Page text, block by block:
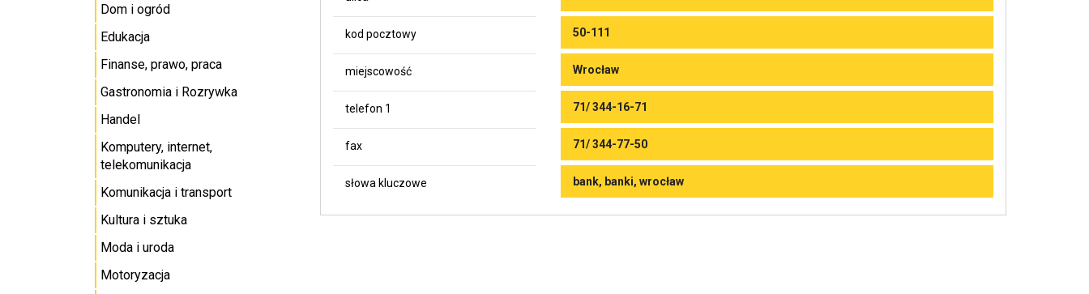
kod pocztowy 50-111
miejscowość Wrocław
telefon 1 71/ 344-16-71
fax 71/ 344-77-50
słowa kluczowe bank, banki, wrocław
Dom i ogród
Edukacja
Finanse, prawo, praca
Gastronomia i Rozrywka
Handel
Komputery, internet,
telekomunikacja
Komunikacja i transport
Kultura i sztuka
Moda i uroda
Motoryzacja